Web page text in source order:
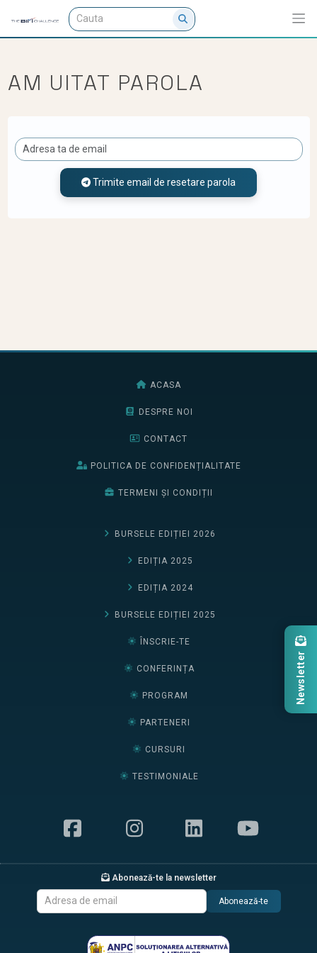
AM UITAT PAROLA
Trimite email de resetare parola
ACASA
DESPRE NOI
CONTACT
POLITICA DE CONFIDENȚIALITATE
TERMENI ȘI CONDIȚII
BURSELE EDIȚIEI 2026
EDIȚIA 2025
EDIȚIA 2024
BURSELE EDIȚIEI 2025
ÎNSCRIE-TE
CONFERINȚA
PROGRAM
PARTENERI
CURSURI
TESTIMONIALE
Abonează-te la newsletter
Abonează-te
Newsletter